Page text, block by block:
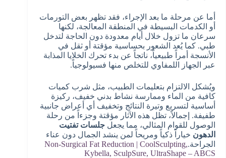
أما عن مرحلة ما بعد الإجراء، فقد تظهر بعض التورمات
أو الكدمات البسيطة في المنطقة المعالجة، لكنها
سرعان ما تزول خلال أيام معدودة دون الحاجة لتدخل
طبي. كما يُعد الشعور بحساسية مؤقتة أو ثقل في
الأنسجة أمراً طبيعياً، ناتجاً عن بدء تحرك الخلايا المذابة
عبر الجهاز اللمفاوي للتخلص منها فسيولوجياً.
ويُشكل الالتزام بتعليمات الطبيب، مثل شرب كميات
كافية من الماء وممارسة نشاط بدني خفيف، ركيزة
أساسية لتسريع وتيرة النتائج وتخفيف أي أعراض جانبية
طفيفة. إجمالاً، تظل هذه الآثار مؤقتة وجزءاً من رحلة
الوصول للقوام المثالي، مما يجعل جلسات تفتيت
الدهون خياراً ذكياً ومريحاً لمن ينشد الجمال دون عناء
الجراحة.Non-Surgical Fat Reduction | CoolSculpting,
Kybella, SculpSure, UltraShape – ABCS